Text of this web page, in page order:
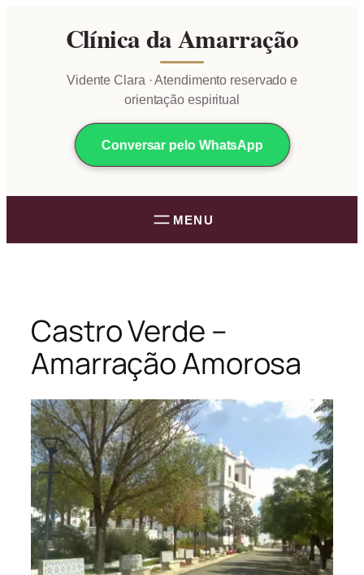
conteúdo
Clínica da Amarração
Vidente Clara · Atendimento reservado e
orientação espiritual
Conversar pelo WhatsApp
Castro Verde –
Amarração Amorosa